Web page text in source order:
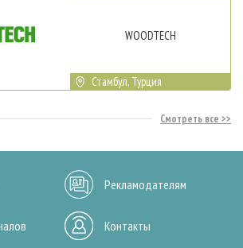
WOODTECH
Стамбул, Турция
Смотреть все
Рекламодателям
Контакты